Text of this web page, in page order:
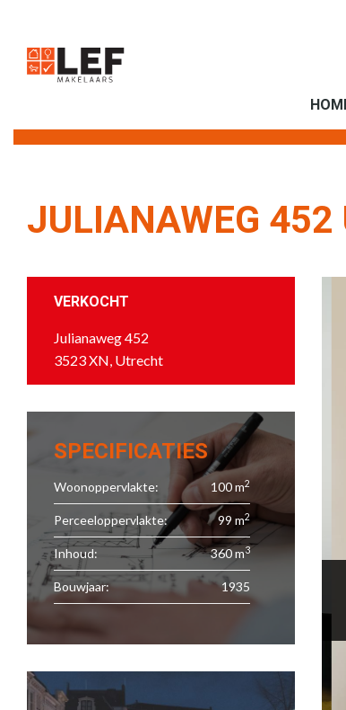
JULIANAWEG 452
VERKOCHT
Julianaweg 452
3523 XN, Utrecht
SPECIFICATIES
Woonoppervlakte: 100 m2
Perceeloppervlakte: 99 m2
Inhoud: 360 m3
Bouwjaar: 1935